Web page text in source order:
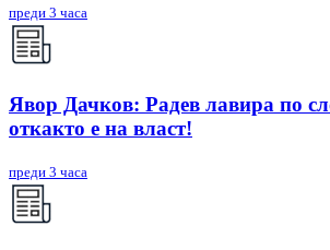
преди 3 часа
Явор Дачков: Радев лавира по
откакто е на власт!
преди 3 часа